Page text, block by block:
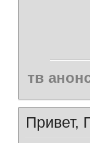
тв
Привет,